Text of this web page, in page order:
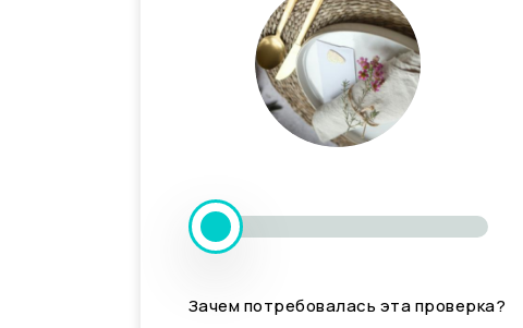
Зачем потребовалась эта проверка?